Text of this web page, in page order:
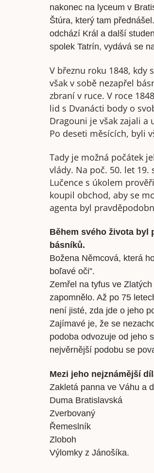
nakonec na lyceum v
Štúra, který tam
odchází Král a další
spolek Tatrín, vydává se
V březnu roku 1848,
však v sobě nezapřel
zbraní v ruce. V roce
lid s Dvanácti body o
Dragouni je však zajali a
Po deseti měsících, byli
Tady je možná počátek
vlády. Na poč. 50. let
Lučence s úkolem
koupil obchod, aby se
agenta byl
Během svého života byl
básníků.
Božena Němcová, která
boľavé oči”.
Zemřel na tyfus ve
zapomnělo. Až po 75
není jisté, zda jde o jeho
Zajímavé je, že se
podoba odvozuje od jeho
nejvěrnější podobu se
Mezi jeho nejznámější
Zakletá panna ve Váhu a
Duma Bratislavská
Zverbovaný
Řemeslník
Zloboh
Výlomky z Jánošíka.